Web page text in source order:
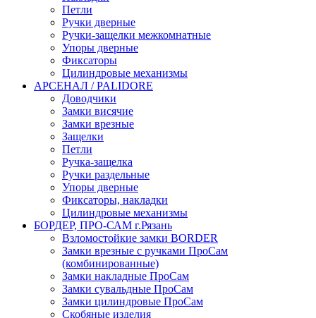
Петли
Ручки дверные
Ручки-защелки межкомнатные
Упоры дверные
Фиксаторы
Цилиндровые механизмы
АРСЕНАЛ / PALIDORE
Доводчики
Замки висячие
Замки врезные
Защелки
Петли
Ручка-защелка
Ручки раздельные
Упоры дверные
Фиксаторы, накладки
Цилиндровые механизмы
БОРДЕР, ПРО-САМ г.Рязань
Взломостойкие замки BORDER
Замки врезные с ручками ПроСам
(комбинированные)
Замки накладные ПроСам
Замки сувальдные ПроСам
Замки цилиндровые ПроСам
Скобяные изделия